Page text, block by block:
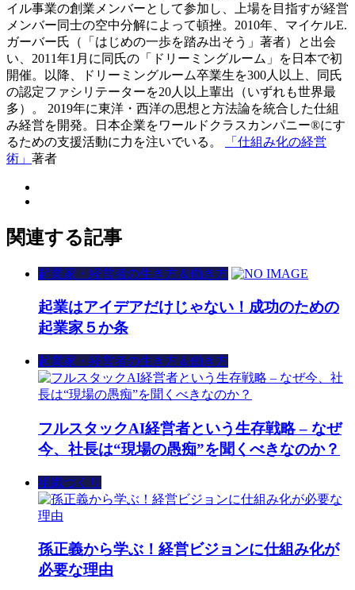
イル事業の創業メンバーとして参加し、上場を目指すが経営
メンバー同士の空中分解によって頓挫。2010年、マイケルE.
ガーバー氏（「はじめの一歩を踏み出そう」著者）と出会
い、2011年1月に同氏の「ドリーミングルーム」を日本で初
開催。以降、ドリーミングルーム卒業生を300人以上、同氏
の認定ファシリテーターを20人以上輩出（いずれも世界最
多）。 2019年に東洋・西洋の思想と方法論を統合した仕組
み経営を開発。日本企業をワールドクラスカンパニー®にす
るための支援活動に力を注いでいる。
「仕組み化の経営
術」 著者
関連する記事
起業家・経営者の生き方＆働き方
起業はアイデアだけじゃない！成功のための
起業家５か条
起業家・経営者の生き方＆働き方
フルスタックAI経営者という生存戦略 – なぜ
今、社長は“現場の愚痴”を聞くべきなのか？
組織づくり
孫正義から学ぶ！経営ビジョンに仕組み化が
必要な理由